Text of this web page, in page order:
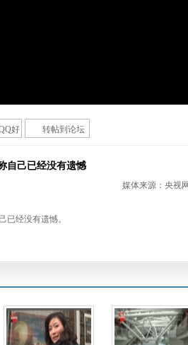
好
转帖到论坛
自己已经没有遗憾
媒体来源： 央视
已经没有遗憾。